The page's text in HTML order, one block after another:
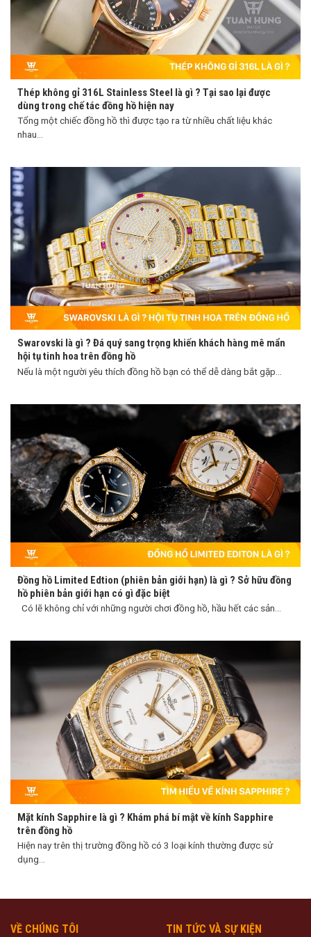
Thép không gỉ 316L Stainless Steel là gì ? Tại sao lại được
dùng trong chế tác đồng hồ hiện nay
Tổng một chiếc đồng hồ thì được tạo ra từ nhiều chất liệu khác
nhau...
Swarovski là gì ? Đá quý sang trọng khiến khách hàng mê mẩn
hội tụ tinh hoa trên đồng hồ
Nếu là một người yêu thích đồng hồ bạn có thể dễ dàng bắt gặp...
Đồng hồ Limited Edtion (phiên bản giới hạn) là gì ? Sở hữu đồng
hồ phiên bản giới hạn có gì đặc biệt
Có lẽ không chỉ với những người chơi đồng hồ, hầu hết các sản...
Mặt kính Sapphire là gì ? Khám phá bí mật về kính Sapphire
trên đồng hồ
Hiện nay trên thị trường đồng hồ có 3 loại kính thường được sử
dụng...
VỀ CHÚNG TÔI TIN TỨC VÀ SỰ KIỆN